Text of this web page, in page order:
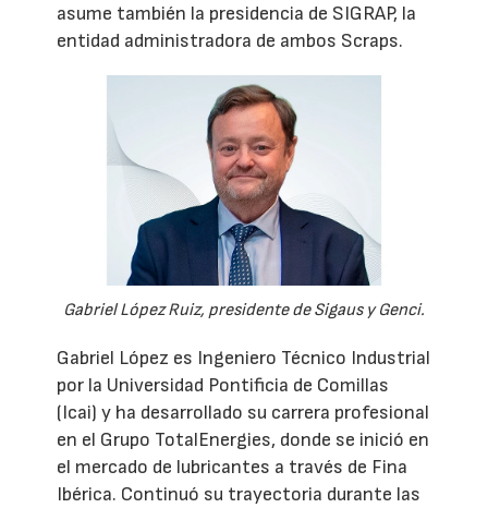
asume también la presidencia de SIGRAP, la
entidad administradora de ambos Scraps.
Gabriel López Ruiz, presidente de Sigaus y Genci.
Gabriel López es Ingeniero Técnico Industrial
por la Universidad Pontificia de Comillas
(Icai) y ha desarrollado su carrera profesional
en el Grupo TotalEnergies, donde se inició en
el mercado de lubricantes a través de Fina
Ibérica. Continuó su trayectoria durante las